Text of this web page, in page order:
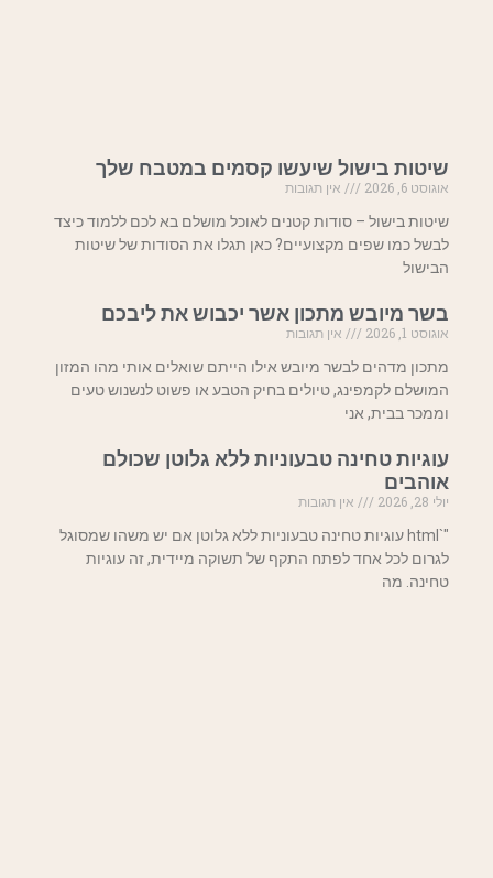
שיטות בישול שיעשו קסמים במטבח שלך
אוגוסט 6, 2026
אין תגובות
שיטות בישול – סודות קטנים לאוכל מושלם בא לכם ללמוד כיצד
לבשל כמו שפים מקצועיים? כאן תגלו את הסודות של שיטות
הבישול
בשר מיובש מתכון אשר יכבוש את ליבכם
אוגוסט 1, 2026
אין תגובות
מתכון מדהים לבשר מיובש אילו הייתם שואלים אותי מהו המזון
המושלם לקמפינג, טיולים בחיק הטבע או פשוט לנשנוש טעים
וממכר בבית, אני
עוגיות טחינה טבעוניות ללא גלוטן שכולם
אוהבים
יולי 28, 2026
אין תגובות
"`html עוגיות טחינה טבעוניות ללא גלוטן אם יש משהו שמסוגל
לגרום לכל אחד לפתח התקף של תשוקה מיידית, זה עוגיות
טחינה. מה